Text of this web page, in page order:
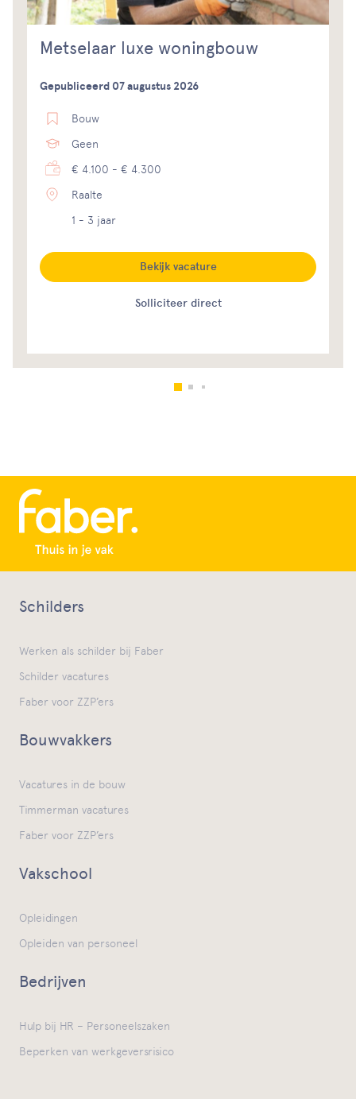
Metselaar luxe woningbouw
Gepubliceerd 07 augustus 2026
Bouw
Geen
€ 4.100 - € 4.300
Raalte
1 - 3 jaar
Solliciteer direct
Bekijk vacature
Schilders
Werken als schilder bij Faber
Schilder vacatures
Faber voor ZZP’ers
Bouwvakkers
Vacatures in de bouw
Timmerman vacatures
Faber voor ZZP’ers
Vakschool
Opleidingen
Opleiden van personeel
Bedrijven
Hulp bij HR – Personeelszaken
Beperken van werkgeversrisico